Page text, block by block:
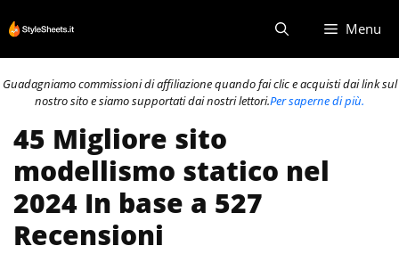
al
contenuto
Menu
Guadagniamo commissioni di affiliazione quando fai clic e acquisti dai link sul
nostro sito e siamo supportati dai nostri lettori.Per saperne di più.
45 Migliore sito
modellismo statico nel
2024 In base a 527
Recensioni